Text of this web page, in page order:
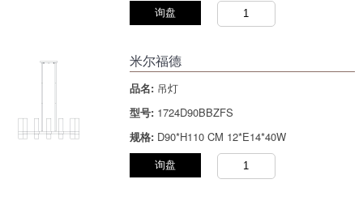
询盘
米尔福德
品名:吊灯
型号:1724D90BBZFS
规格:D90*H110 CM 12*E14*40W
询盘